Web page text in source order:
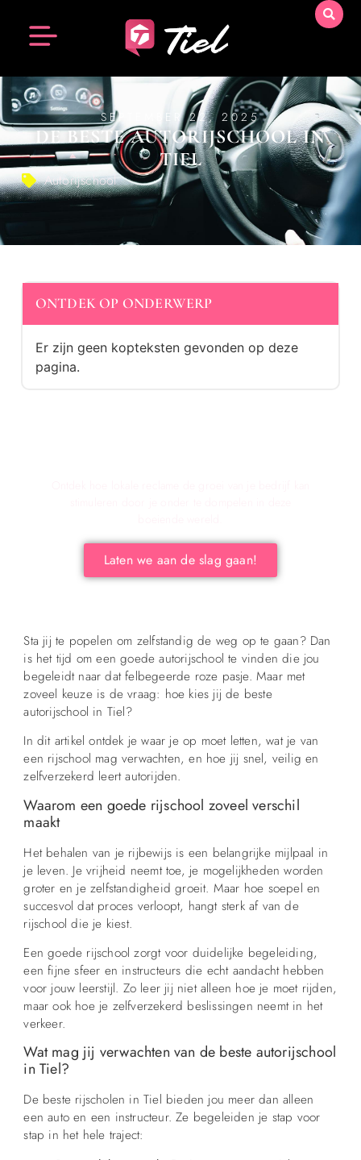
SEPTEMBER 22, 2025
DE BESTE AUTORIJSCHOOL IN
TIEL
Autorijschool
Sta jij te popelen om zelfstandig de weg op te gaan? Dan
is het tijd om een goede autorijschool te vinden die jou
begeleidt naar dat felbegeerde roze pasje. Maar met
zoveel keuze is de vraag: hoe kies jij de beste
autorijschool in Tiel?
In dit artikel ontdek je waar je op moet letten, wat je van
een rijschool mag verwachten, en hoe jij snel, veilig en
zelfverzekerd leert autorijden.
Waarom een goede rijschool zoveel verschil
maakt
Het behalen van je rijbewijs is een belangrijke mijlpaal in
je leven. Je vrijheid neemt toe, je mogelijkheden worden
groter en je zelfstandigheid groeit. Maar hoe soepel en
succesvol dat proces verloopt, hangt sterk af van de
rijschool die je kiest.
Een goede rijschool zorgt voor duidelijke begeleiding,
een fijne sfeer en instructeurs die echt aandacht hebben
voor jouw leerstijl. Zo leer jij niet alleen hoe je moet rijden,
maar ook hoe je zelfverzekerd beslissingen neemt in het
verkeer.
Wat mag jij verwachten van de beste autorijschool
in Tiel?
De beste rijscholen in Tiel bieden jou meer dan alleen
een auto en een instructeur. Ze begeleiden je stap voor
stap in het hele traject:
ONTDEK OP ONDERWERP
Er zijn geen kopteksten gevonden op deze
pagina.
Laten we aan de slag gaan!